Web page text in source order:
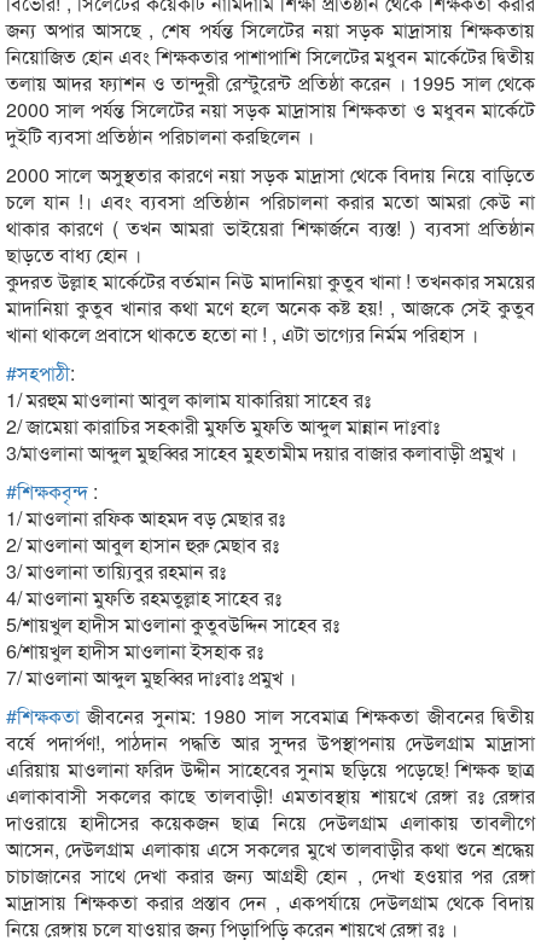
জন্য অপার আসছে , শেষ পর্যন্ত সিলেটের নয়া সড়ক মাদ্রাসায় শিক্ষকতায়
নিয়োজিত হোন এবং শিক্ষকতার পাশাপাশি সিলেটের মধুবন মার্কেটের দ্বিতীয়
তলায় আদর ফ্যাশন ও তান্দুরী রেস্টুরেন্ট প্রতিষ্ঠা করেন । 1995 সাল থেকে
2000 সাল পর্যন্ত সিলেটের নয়া সড়ক মাদ্রাসায় শিক্ষকতা ও মধুবন মার্কেটে
দুইটি ব্যবসা প্রতিষ্ঠান পরিচালনা করছিলেন ।
2000 সালে অসুস্থতার কারণে নয়া সড়ক মাদ্রাসা থেকে বিদায় নিয়ে বাড়িতে
চলে যান !। এবং ব্যবসা প্রতিষ্ঠান পরিচালনা করার মতো আমরা কেউ না
থাকার কারণে ( তখন আমরা ভাইয়েরা শিক্ষার্জনে ব্যস্ত! ) ব্যবসা প্রতিষ্ঠান
ছাড়তে বাধ্য হোন ।
কুদরত উল্লাহ মার্কেটের বর্তমান নিউ মাদানিয়া কুতুব খানা ! তখনকার সময়ের
মাদানিয়া কুতুব খানার কথা মণে হলে অনেক কষ্ট হয়! , আজকে সেই কুতুব
খানা থাকলে প্রবাসে থাকতে হতো না ! , এটা ভাগ্যের নির্মম পরিহাস ।
#সহপাঠী:
1/ মরহুম মাওলানা আবুল কালাম যাকারিয়া সাহেব রঃ
2/ জামেয়া কারাচির সহকারী মুফতি মুফতি আব্দুল মান্নান দাঃবাঃ
3/মাওলানা আব্দুল মুছব্বির সাহেব মুহতামীম দয়ার বাজার কলাবাড়ী প্রমুখ ।
#শিক্ষকবৃন্দ :
1/ মাওলানা রফিক আহমদ বড় মেছার রঃ
2/ মাওলানা আবুল হাসান হুরু মেছাব রঃ
3/ মাওলানা তায়্যিবুর রহমান রঃ
4/ মাওলানা মুফতি রহমতুল্লাহ সাহেব রঃ
5/শায়খুল হাদীস মাওলানা কুতুবউদ্দিন সাহেব রঃ
6/শায়খুল হাদীস মাওলানা ইসহাক রঃ
7/ মাওলানা আব্দুল মুছব্বির দাঃবাঃ প্রমুখ ।
#শিক্ষকতাজীবনের সুনাম: 1980 সাল সবেমাত্র শিক্ষকতা জীবনের দ্বিতীয়
বর্ষে পদার্পণ!, পাঠদান পদ্ধতি আর সুন্দর উপস্থাপনায় দেউলগ্রাম মাদ্রাসা
এরিয়ায় মাওলানা ফরিদ উদ্দীন সাহেবের সুনাম ছড়িয়ে পড়েছে! শিক্ষক ছাত্র
এলাকাবাসী সকলের কাছে তালবাড়ী! এমতাবস্থায় শায়খে রেঙ্গা রঃ রেঙ্গার
দাওরায়ে হাদীসের কয়েকজন ছাত্র নিয়ে দেউলগ্রাম এলাকায় তাবলীগে
আসেন, দেউলগ্রাম এলাকায় এসে সকলের মুখে তালবাড়ীর কথা শুনে শ্রদ্ধেয়
চাচাজানের সাথে দেখা করার জন্য আগ্রহী হোন , দেখা হওয়ার পর রেঙ্গা
মাদ্রাসায় শিক্ষকতা করার প্রস্তাব দেন , একপর্যায়ে দেউলগ্রাম থেকে বিদায়
নিয়ে রেঙ্গায় চলে যাওয়ার জন্য পিড়াপিড়ি করেন শায়খে রেঙ্গা রঃ ।